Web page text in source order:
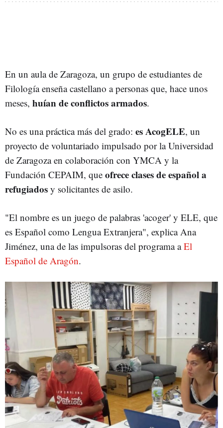
En un aula de Zaragoza, un grupo de estudiantes de
Filología enseña castellano a personas que, hace unos
meses, huían de conflictos armados.
No es una práctica más del grado: esAcogELE, un
proyecto de voluntariado impulsado por laUniversidad
de Zaragozaen colaboración con YMCA y la
Fundación CEPAIM, que ofrece clases de español a
refugiados y solicitantes de asilo.
"El nombre es un juego de palabras 'acoger' y ELE, que
es Español como Lengua Extranjera", explica Ana
Jiménez, una de las impulsoras del programa aEl
Español de Aragón.